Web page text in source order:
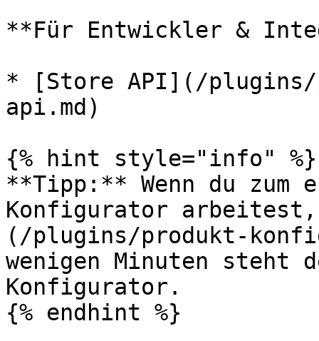
**Für Entwickler &
* [Store API](/
api.md)
{% hint style="info" %}
**Tipp:** Wenn du zum
Konfigurator
(/plugins/produkt-
wenigen Minuten
Konfigurator.
{% endhint %}